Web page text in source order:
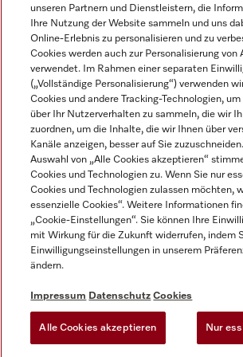
Impressum
AGB
Datenschutz
Nutzungsbedingungen
EU-Gesetzen über digitale Dienste
Cookie Einstellungen
Miele auf Instagram
Miele auf Facebook
Miele auf Youtube
unseren Partnern und Dienstleistern, die
Ihre Nutzung der Website sammeln und uns
Online-Erlebnis zu personalisieren und zu
Cookies werden auch zur Personalisierung von
verwendet. Im Rahmen einer separaten
(„Vollständige Personalisierung“) verwenden
Cookies und andere Tracking-Technologien,
über Ihr Nutzerverhalten zu sammeln, die wir
zuordnen, um die Inhalte, die wir Ihnen über
Kanäle anzeigen, besser auf Sie
Auswahl von „Alle Cookies akzeptieren“
Cookies und Technologien zu. Wenn Sie nur
Cookies und Technologien zulassen möchten,
essenzielle Cookies“. Weitere Informationen
„Cookie-Einstellungen“. Sie können Ihre
mit Wirkung für die Zukunft widerrufen, indem
Einwilligungseinstellungen in unserem
ändern.
Impressum Datenschutz Cookies
Alle Cookies akzeptieren Nur